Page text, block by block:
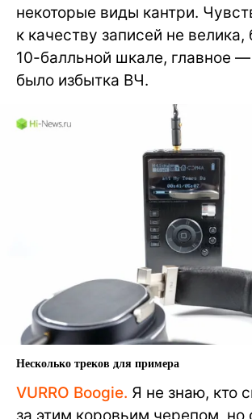
некоторые виды кантри.
к качеству записей не велика,
10-балльной шкале, главное
было избытка ВЧ.
Несколько треков для примера
VURRO Boogie. Я не знаю, кто
за этим коровьим черепом, но